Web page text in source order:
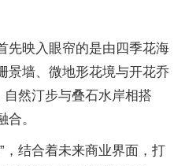
先映入眼帘的是由四季花海
景墙、微地形花境与开花乔
自然汀步与叠石水岸相搭
。
，结合着未来商业界面，打